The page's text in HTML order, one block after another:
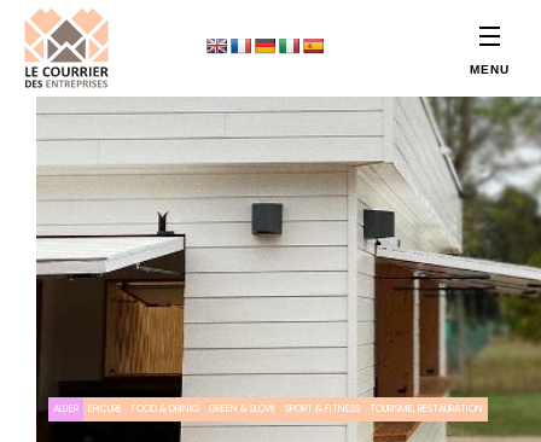
ALLIER EPICURE FOOD & DRINKS GREEN & SLOW SPORT & FITNESS TOURISME, RESTAURATION